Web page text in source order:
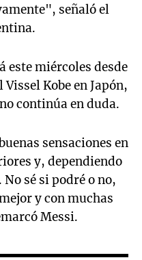
señaló el
este miércoles desde
Kobe en Japón,
continúa en duda.
sensaciones en
y, dependiendo
sé si podré o no,
y con muchas
Messi.